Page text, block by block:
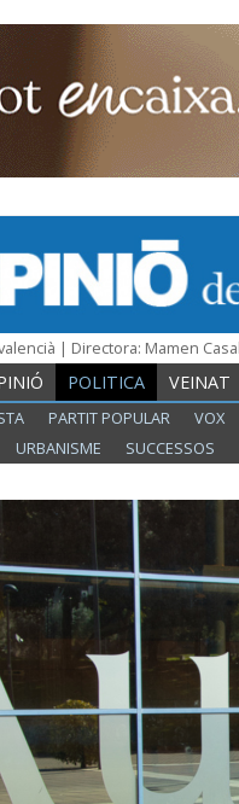
| Directora: Mamen
POLITICA VEINAT
PARTIT POPULAR VOX
URBANISME SUCCESSOS